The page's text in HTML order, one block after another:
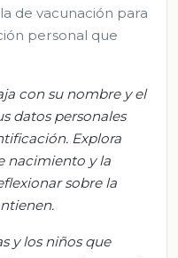
de vacunación para
personal que
con su nombre y el
datos personales
Explora
nacimiento y la
sobre la
y los niños que